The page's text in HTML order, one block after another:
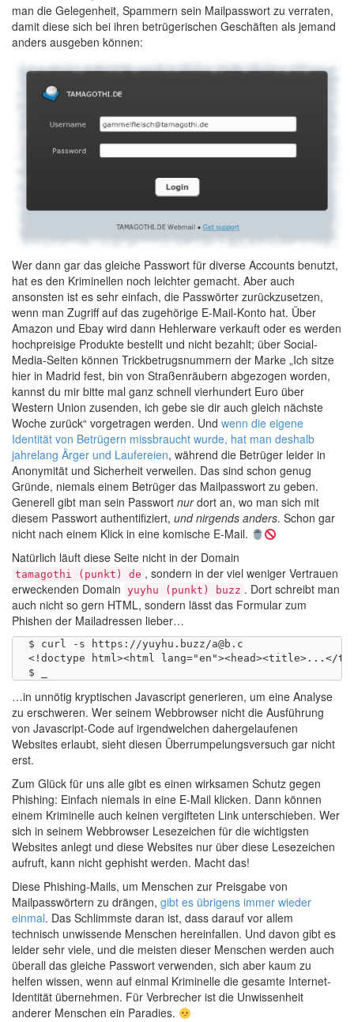
man die Gelegenheit, Spammern sein Mailpasswort zu verraten,
damit diese sich bei ihren betrügerischen Geschäften als jemand
anders ausgeben können:
Wer dann gar das gleiche Passwort für diverse Accounts benutzt,
hat es den Kriminellen noch leichter gemacht. Aber auch
ansonsten ist es sehr einfach, die Passwörter zurückzusetzen,
wenn man Zugriff auf das zugehörige E-Mail-Konto hat. Über
Amazon und Ebay wird dann Hehlerware verkauft oder es werden
hochpreisige Produkte bestellt und nicht bezahlt; über Social-
Media-Seiten können Trickbetrugsnummern der Marke „Ich sitze
hier in Madrid fest, bin von Straßenräubern abgezogen worden,
kannst du mir bitte mal ganz schnell vierhundert Euro über
Western Union zusenden, ich gebe sie dir auch gleich nächste
Woche zurück“ vorgetragen werden. Und wenn die eigene
Identität von Betrügern missbraucht wurde, hat man deshalb
jahrelang Ärger und Laufereien, während die Betrüger leider in
Anonymität und Sicherheit verweilen. Das sind schon genug
Gründe, niemals einem Betrüger das Mailpasswort zu geben.
Generell gibt man sein Passwort nurdort an, wo man sich mit
diesem Passwort authentifiziert, und nirgends anders. Schon gar
nicht nach einem Klick in eine komische E-Mail.
Natürlich läuft diese Seite nicht in der Domain
tamagothi (punkt) de , sondern in der viel weniger Vertrauen
erweckenden Domain yuyhu (punkt) buzz . Dort schreibt man
auch nicht so gern HTML, sondern lässt das Formular zum
Phishen der Mailadressen lieber…
$ curl -s https://yuyhu.buzz/a@b.c
<!doctype html><html
…in unnötig kryptischen Javascript generieren, um eine Analyse
zu erschweren. Wer seinem Webbrowser nicht die Ausführung
von Javascript-Code auf irgendwelchen dahergelaufenen
Websites erlaubt, sieht diesen Überrumpelungsversuch gar nicht
erst.
Zum Glück für uns alle gibt es einen wirksamen Schutz gegen
Phishing: Einfach niemals in eine E-Mail klicken. Dann können
einem Kriminelle auch keinen vergifteten Link unterschieben. Wer
sich in seinem Webbrowser Lesezeichen für die wichtigsten
Websites anlegt und diese Websites nur über diese Lesezeichen
aufruft, kann nicht gephisht werden. Macht das!
Diese Phishing-Mails, um Menschen zur Preisgabe von
Mailpasswörtern zu drängen, gibt es übrigens immer wieder
einmal. Das Schlimmste daran ist, dass darauf vor allem
technisch unwissende Menschen hereinfallen. Und davon gibt es
leider sehr viele, und die meisten dieser Menschen werden auch
überall das gleiche Passwort verwenden, sich aber kaum zu
helfen wissen, wenn auf einmal Kriminelle die gesamte Internet-
Identität übernehmen. Für Verbrecher ist die Unwissenheit
anderer Menschen ein Paradies.